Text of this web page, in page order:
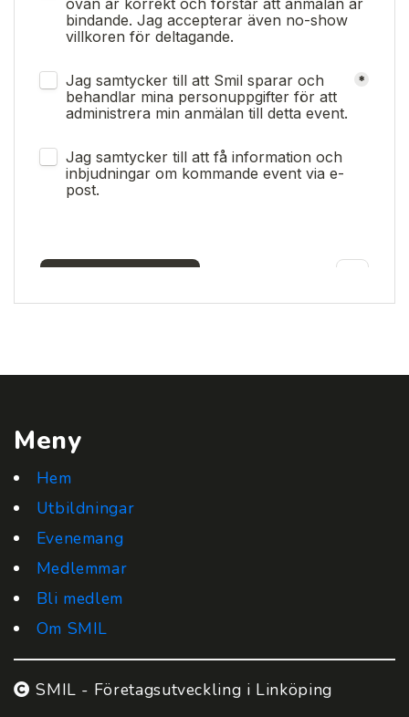
Meny
Hem
Utbildningar
Evenemang
Medlemmar
Bli medlem
Om SMIL
SMIL - Företagsutveckling i Linköping